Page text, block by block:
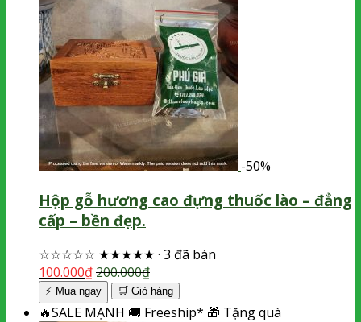
-50%
Hộp gỗ hương cao đựng thuốc lào – đẳng
cấp – bền đẹp.
☆☆☆☆☆ ★★★★★ · 3 đã bán
100.000₫200.000₫
⚡ Mua ngay 🛒 Giỏ hàng
🔥SALE MẠNH 🚚 Freeship* 🎁 Tặng quà